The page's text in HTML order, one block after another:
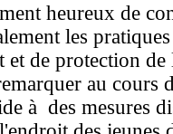
heureux de
les
et de protection de
au cours
à des mesures